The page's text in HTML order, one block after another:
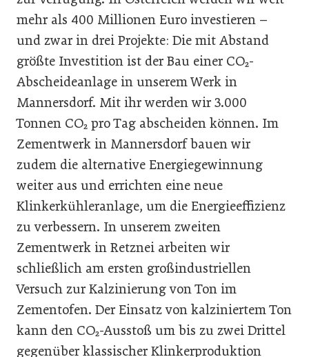
mehr als 400 Millionen Euro investieren –
und zwar in drei Projekte: Die mit Abstand
größte Investition ist der Bau einer CO₂-
Abscheideanlage in unserem Werk in
Mannersdorf. Mit ihr werden wir 3.000
Tonnen CO₂ pro Tag abscheiden können. Im
Zementwerk in Mannersdorf bauen wir
zudem die alternative Energiegewinnung
weiter aus und errichten eine neue
Klinkerkühleranlage, um die Energieeffizienz
zu verbessern. In unserem zweiten
Zementwerk in Retznei arbeiten wir
schließlich am ersten großindustriellen
Versuch zur Kalzinierung von Ton im
Zementofen. Der Einsatz von kalziniertem Ton
kann den CO₂-Ausstoß um bis zu zwei Drittel
gegenüber klassischer Klinkerproduktion